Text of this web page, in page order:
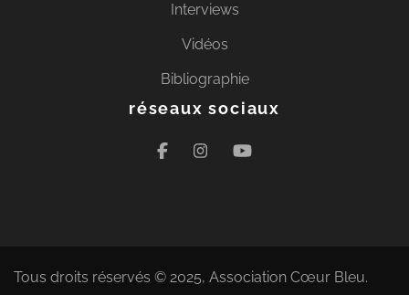
Interviews
Vidéos
Bibliographie
réseaux sociaux
Tous droits réservés © 2025, Association Cœur Bleu.